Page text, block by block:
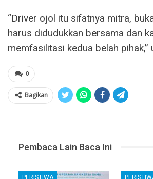
“Driver ojol itu sifatnya mitra,
harus didudukkan bersama dan
memfasilitasi kedua belah pihak,”
0
Bagikan
Pembaca Lain Baca Ini
PERISTIWA